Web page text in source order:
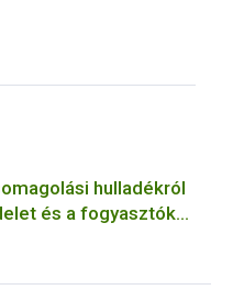
hulladékról
és a fogyasztók
tájékoztatásáról
jelölési
szóló